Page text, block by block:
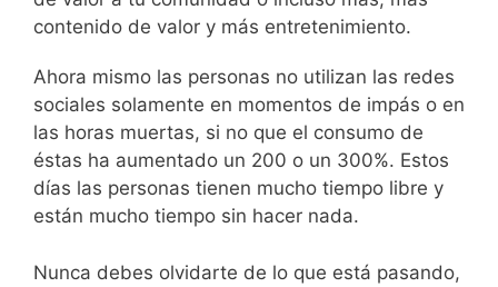
contenido de valor y más entretenimiento.
Ahora mismo las personas no utilizan las redes
sociales solamente en momentos de impás o en
las horas muertas, si no que el consumo de
éstas ha aumentado un 200 o un 300%. Estos
días las personas tienen mucho tiempo libre y
están mucho tiempo sin hacer nada.
Nunca debes olvidarte de lo que está pasando,